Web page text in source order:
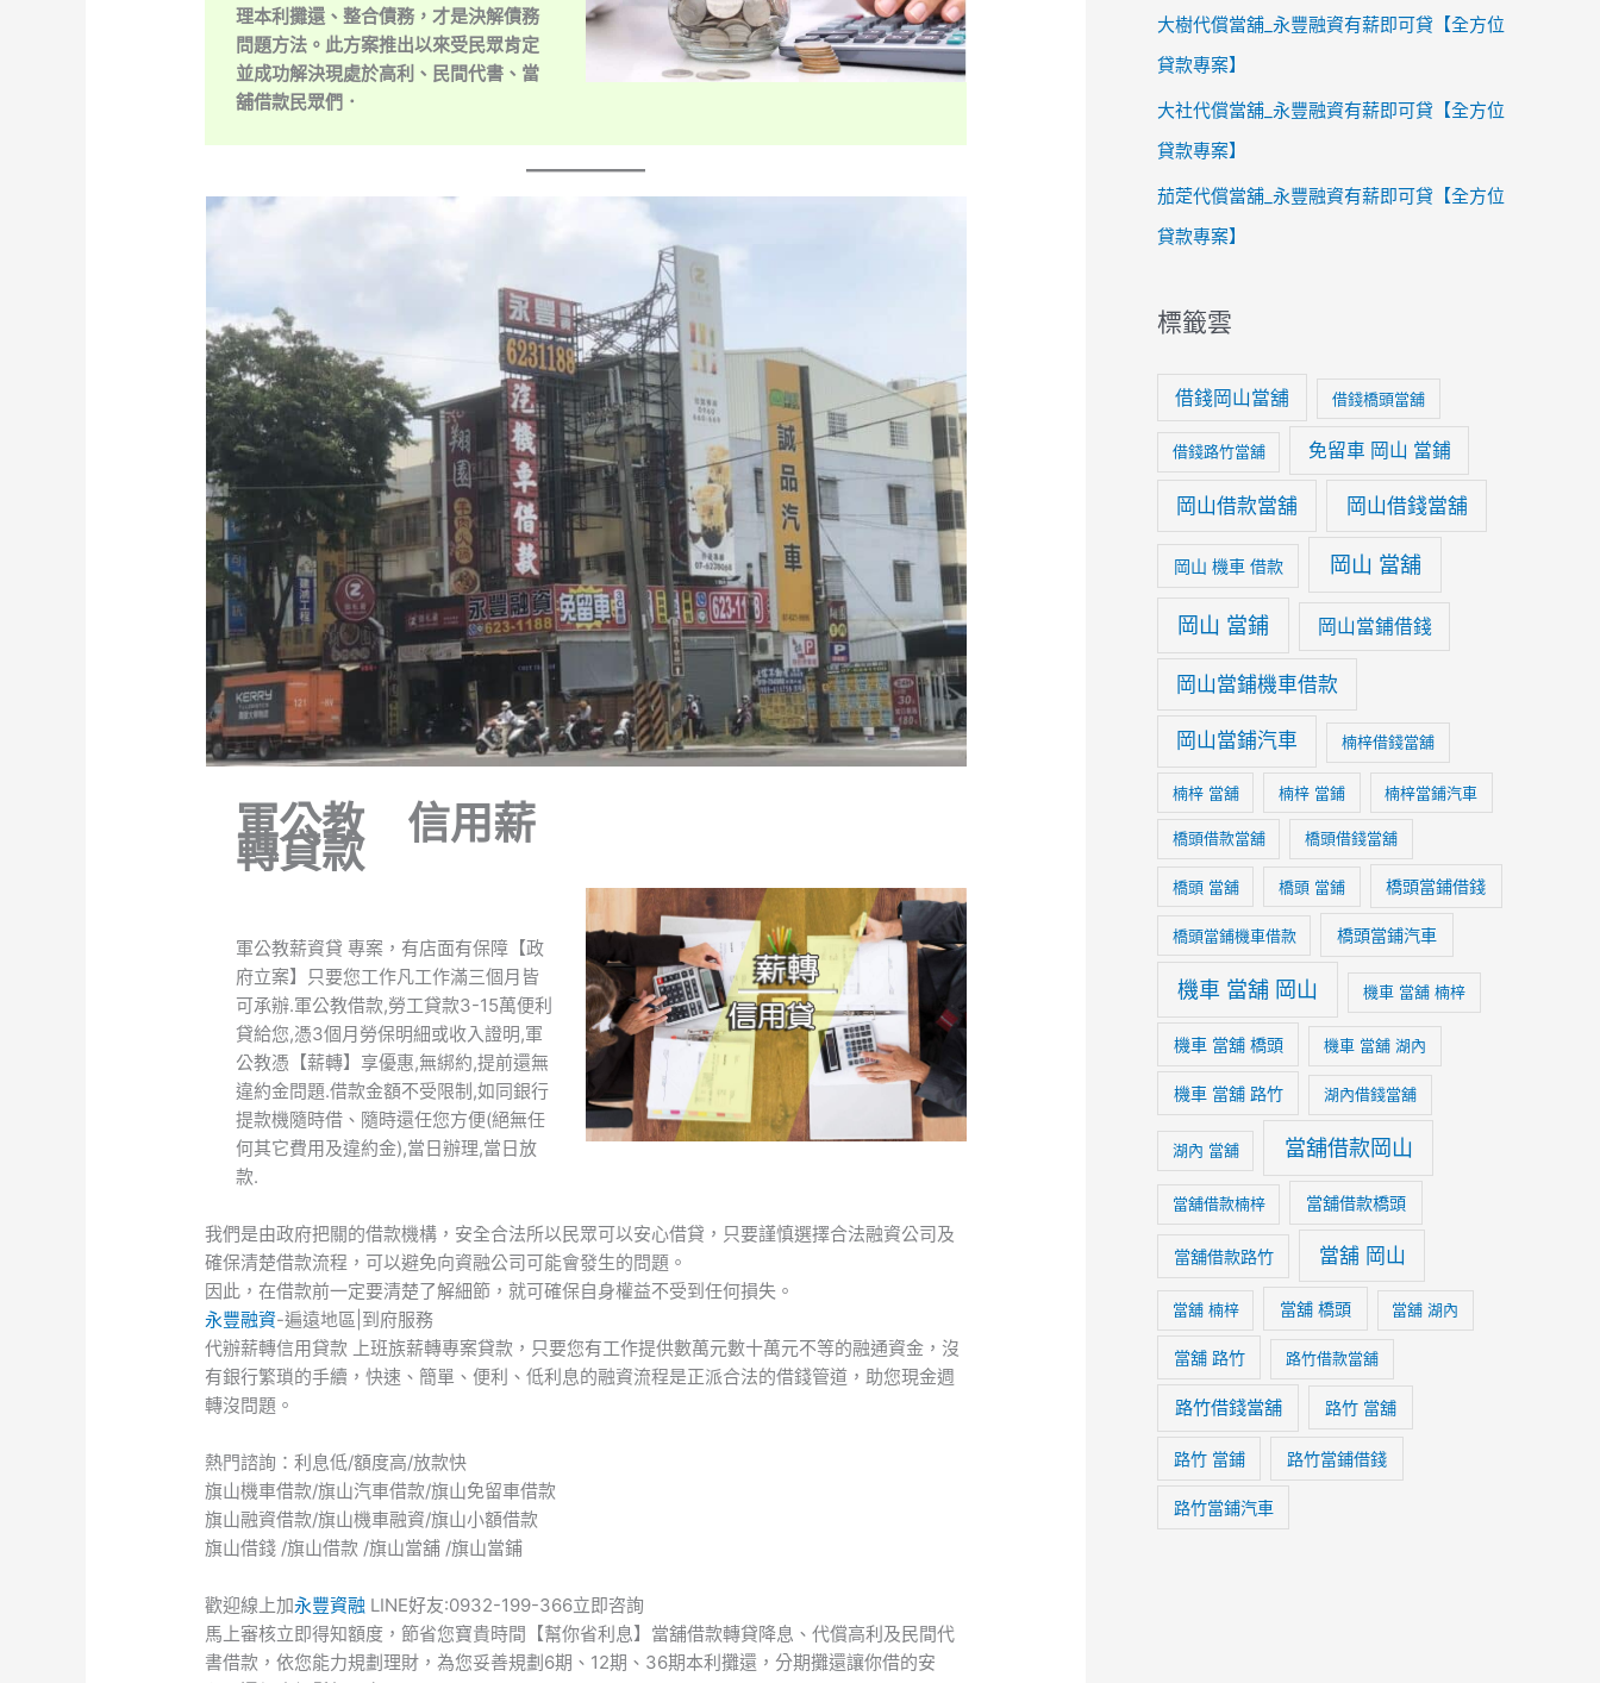
理本利攤還、整合債務，才是決解債務
問題方法。此方案推出以來受民眾肯定
並成功解決現處於高利、民間代書、當
舖借款民眾們．
軍公教 信用薪
轉貸款
軍公教薪資貸 專案，有店面有保障【政
府立案】只要您工作凡工作滿三個月皆
可承辦.軍公教借款,勞工貸款3-15萬便利
貸給您,憑3個月勞保明細或收入證明,軍
公教憑【薪轉】享優惠,無綁約,提前還無
違約金問題.借款金額不受限制,如同銀行
提款機隨時借、隨時還任您方便(絕無任
何其它費用及違約金),當日辦理,當日放
款.
我們是由政府把關的借款機構，安全合法所以民眾可以安心借貸，只要謹慎選擇合法融資公司及
確保清楚借款流程，可以避免向資融公司可能會發生的問題。
因此，在借款前一定要清楚了解細節，就可確保自身權益不受到任何損失。
永豐融資-遍遠地區|到府服務
代辦薪轉信用貸款 上班族薪轉專案貸款，只要您有工作提供數萬元數十萬元不等的融通資金，沒
有銀行繁瑣的手續，快速、簡單、便利、低利息的融資流程是正派合法的借錢管道，助您現金週
轉沒問題。
熱門諮詢：利息低/額度高/放款快
旗山機車借款/旗山汽車借款/旗山免留車借款
旗山融資借款/旗山機車融資/旗山小額借款
旗山借錢 /旗山借款 /旗山當舖 /旗山當鋪
歡迎線上加永豐資融 LINE好友:0932-199-366立即咨詢
馬上審核立即得知額度，節省您寶貴時間【幫你省利息】當舖借款轉貸降息、代償高利及民間代
書借款，依您能力規劃理財，為您妥善規劃6期、12期、36期本利攤還，分期攤還讓你借的安
大樹代償當舖_永豐融資有薪即可貸【全方位
貸款專案】
大社代償當舖_永豐融資有薪即可貸【全方位
貸款專案】
茄萣代償當舖_永豐融資有薪即可貸【全方位
貸款專案】
標籤雲
借錢岡山當舖 借錢橋頭當舖
借錢路竹當舖 免留車 岡山 當鋪
岡山借款當舖 岡山借錢當舖
岡山 機車 借款 岡山 當舖
岡山 當鋪 岡山當鋪借錢
岡山當鋪機車借款
岡山當鋪汽車 楠梓借錢當舖
楠梓 當舖 楠梓 當鋪 楠梓當鋪汽車
橋頭借款當舖 橋頭借錢當舖
橋頭 當舖 橋頭 當鋪 橋頭當鋪借錢
橋頭當鋪機車借款 橋頭當鋪汽車
機車 當舖 岡山 機車 當舖 楠梓
機車 當舖 橋頭 機車 當舖 湖內
機車 當舖 路竹 湖內借錢當舖
湖內 當舖 當舖借款岡山
當舖借款楠梓 當舖借款橋頭
當舖借款路竹 當舖 岡山
當舖 楠梓 當舖 橋頭 當舖 湖內
當舖 路竹 路竹借款當舖
路竹借錢當舖 路竹 當舖
路竹 當鋪 路竹當鋪借錢
路竹當鋪汽車